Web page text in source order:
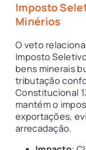
Imposto
Minérios
O veto
Imposto
bens minerais
tributação
Constitucional
mantém o
exportações,
arrecadação.